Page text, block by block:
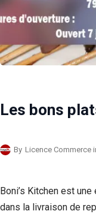
Les bons
By Licence Commerce
Boni’s Kitchen est
dans la livraison de